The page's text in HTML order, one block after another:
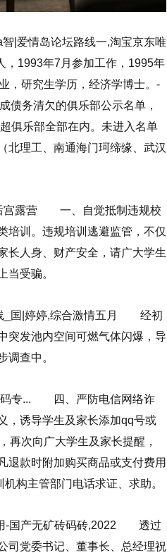
|爱情岛论坛路线一,淘宝京东唯
1993年7月参加工作，1995年
，研究生学历，经济学博士。-
务清欠的俱乐部公示名单，
俱乐部全部在内。未进入名单
北理工、南通海门珂缔缘、武汉
后宫露营 一、自觉抵制违规校
培训。违规培训逃避监管，不仅
长人身、财产安全，请广大学生
当受骗。
_国|婷婷,综合激情五月 经初
突发池内空间可燃气体闪爆，导
调查中。
码专...
四、严防电信网络诈
，诱导学生及家长添加qq号或
再次向广大学生及家长提醒，
退款时附加购买商品或支付费用
构主管部门电话求证、求助。
用-国产无矿砖码砖,2022 透过
司党委书记、董事长、总经理祝